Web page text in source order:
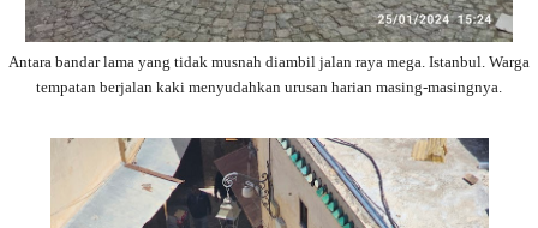
Antara bandar lama yang tidak musnah diambil jalan raya mega. Istanbul. Warga
tempatan berjalan kaki menyudahkan urusan harian masing-masingnya.